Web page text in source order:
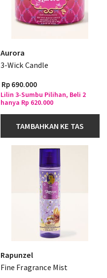
Aurora
3-Wick Candle
Rp 690.000
Lilin 3-Sumbu Pilihan, Beli 2
hanya Rp 620.000
TAMBAHKAN KE TAS
Rapunzel
Fine Fragrance Mist